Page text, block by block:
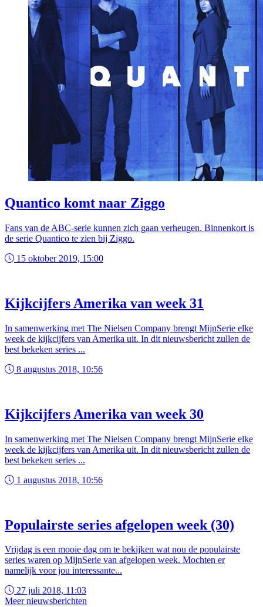
Quantico komt naar Ziggo
Fans van de ABC-serie kunnen zich gaan verheugen. Binnenkort is
de serie Quantico te zien bij Ziggo.
15 oktober 2019, 15:00
Kijkcijfers Amerika van week 31
In samenwerking met The Nielsen Company brengt MijnSerie elke
week de kijkcijfers van Amerika uit. In dit nieuwsbericht zullen de
best bekeken series ...
8 augustus 2018, 10:56
Kijkcijfers Amerika van week 30
In samenwerking met The Nielsen Company brengt MijnSerie elke
week de kijkcijfers van Amerika uit. In dit nieuwsbericht zullen de
best bekeken series ...
1 augustus 2018, 10:56
Populairste series afgelopen week (30)
Vrijdag is een mooie dag om te bekijken wat nou de populairste
series waren op MijnSerie van afgelopen week. Mochten er
namelijk voor jou interessante...
27 juli 2018, 11:03
Meer nieuwsberichten